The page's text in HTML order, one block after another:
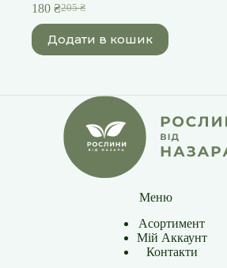
205₴
Оригінальна
ціна:
205 ₴.
180 ₴Поточна
ціна:
180 ₴.
Додати в кошик
Меню
Асортимент
Мій Аккаунт
Контакти